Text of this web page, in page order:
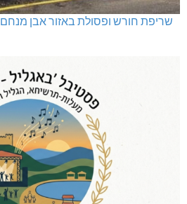
שריפת חורש ופסולת באזור אבן מנחם